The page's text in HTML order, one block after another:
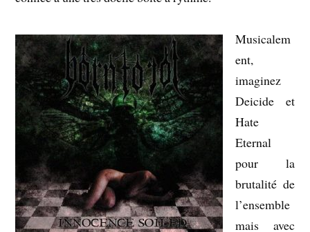
Musicalem
ent,
imaginez
Deicide et
Hate
Eternal
pour la
brutalité de
l’ensemble
mais avec